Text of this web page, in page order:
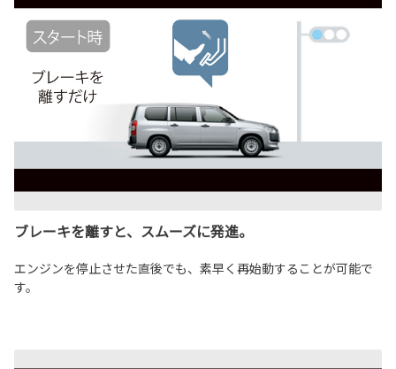
ブレーキを離すと、スムーズに発進。
エンジンを停止させた直後でも、素早く再始動することが可能で
す。